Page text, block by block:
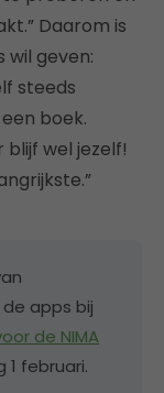
Daarom is
wil geven:
steeds
boek.
wel jezelf!
apps bij
de NIMA
februari.